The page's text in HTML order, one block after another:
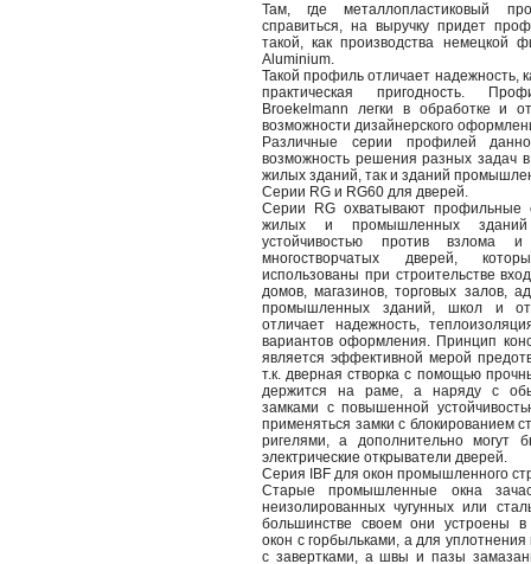
Там, где металлопластиковый
справиться, на выручку придет
такой, как производства немецкой
Aluminium.
Такой профиль отличает надежность,
практическая пригодность.
Broekelmann легки в обработке и
возможности дизайнерского
Различные серии профилей
возможность решения разных задач в
жилых зданий, так и зданий
Серии RG и RG60 для дверей.
Серии RG охватывают профильные
жилых и промышленных
устойчивостью против
многостворчатых дверей,
использованы при строительстве
домов, магазинов, торговых залов,
промышленных зданий, школ и
отличает надежность,
вариантов оформления. Принцип
является эффективной мерой
т.к. дверная створка с помощью
держится на раме, а наряду с
замками с повышенной
применяться замки с блокированием
ригелями, а дополнительно могут
электрические открыватели дверей.
Серия IBF для окон промышленного
Старые промышленные окна
неизолированных чугунных или
большинстве своем они устроены
окон с горбыльками, а для
с завертками, а швы и пазы